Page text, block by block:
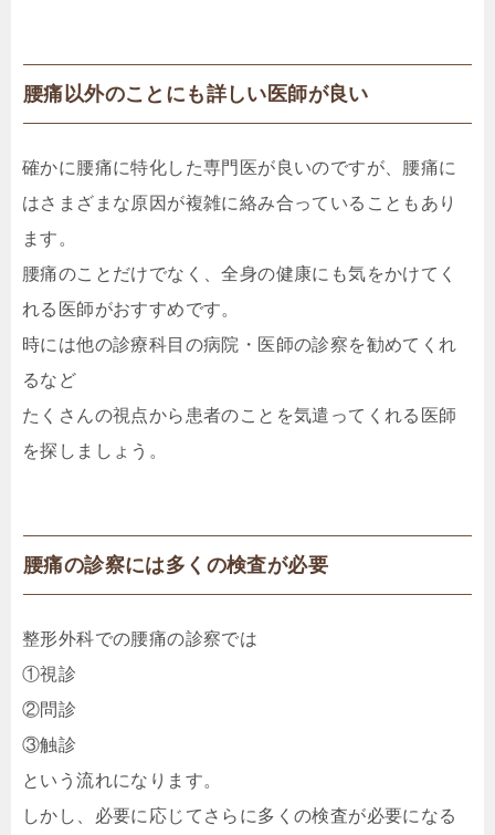
腰痛以外のことにも詳しい医師が良い
確かに腰痛に特化した専門医が良いのですが、腰痛に
はさまざまな原因が複雑に絡み合っていることもあり
ます。
腰痛のことだけでなく、全身の健康にも気をかけてく
れる医師がおすすめです。
時には他の診療科目の病院・医師の診察を勧めてくれ
るなど
たくさんの視点から患者のことを気遣ってくれる医師
を探しましょう。
腰痛の診察には多くの検査が必要
整形外科での腰痛の診察では
①視診
②問診
③触診
という流れになります。
しかし、必要に応じてさらに多くの検査が必要になる